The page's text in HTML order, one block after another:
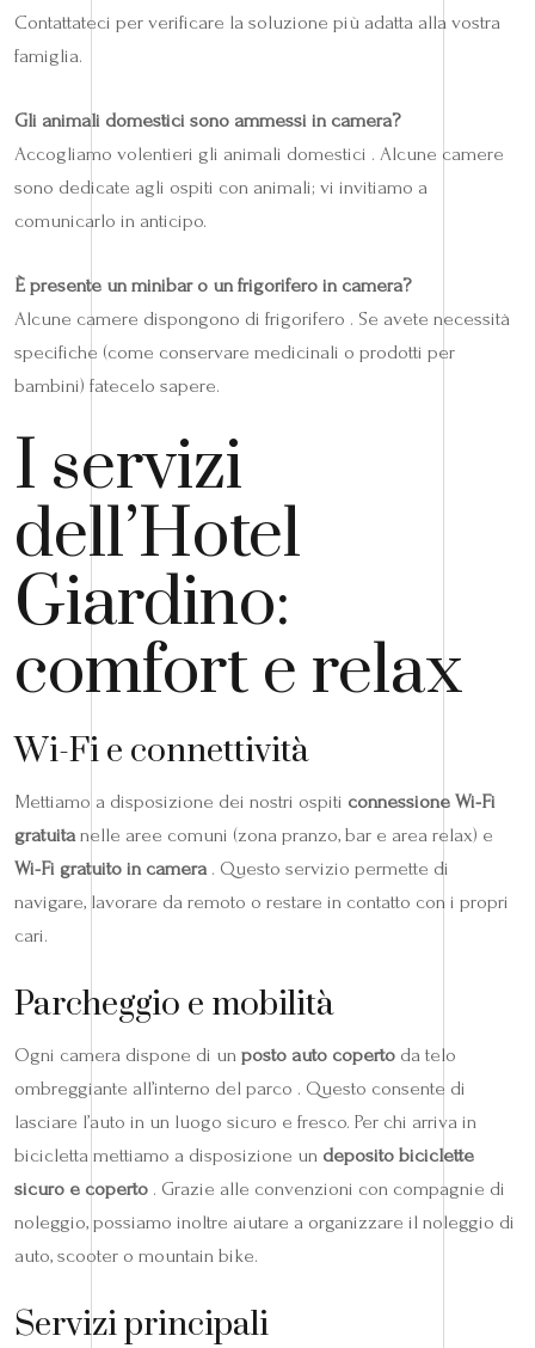
Contattateci per verificare la soluzione più adatta alla vostra
famiglia.
Gli animali domestici sono ammessi in camera?
Accogliamo volentieri gli animali domestici . Alcune camere
sono dedicate agli ospiti con animali; vi invitiamo a
comunicarlo in anticipo.
È presente un minibar o un frigorifero in camera?
Alcune camere dispongono di frigorifero . Se avete necessità
specifiche (come conservare medicinali o prodotti per
bambini) fatecelo sapere.
I servizi
dell’Hotel
Giardino:
comfort e relax
Wi-Fi e connettività
Mettiamo a disposizione dei nostri ospiti connessione Wi-Fi
gratuitanelle aree comuni (zona pranzo, bar e area relax) e
Wi-Fi gratuito in camera. Questo servizio permette di
navigare, lavorare da remoto o restare in contatto con i propri
cari.
Parcheggio e mobilità
Ogni camera dispone di un posto auto coperto da telo
ombreggiante all’interno del parco . Questo consente di
lasciare l’auto in un luogo sicuro e fresco. Per chi arriva in
bicicletta mettiamo a disposizione un deposito biciclette
sicuro e coperto . Grazie alle convenzioni con compagnie di
noleggio, possiamo inoltre aiutare a organizzare il noleggio di
auto, scooter o mountain bike.
Servizi principali